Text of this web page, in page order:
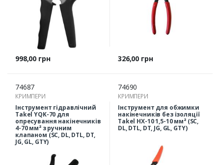
Ціна
998,00 грн Ціна
326,00 грн
74687
КРИМПЕРИ
Інструмент гідравлічний
Takel YQK-70 для
опресування накінечників
4-70 мм² з ручним
клапаном (SC, DL, DTL, DT,
JG, GL, GTY)
74690
КРИМПЕРИ
Інструмент для обжимки
накінечників без ізоляції
Takel HX-10 1,5-10 мм² (SC,
DL, DTL, DT, JG, GL, GTY)